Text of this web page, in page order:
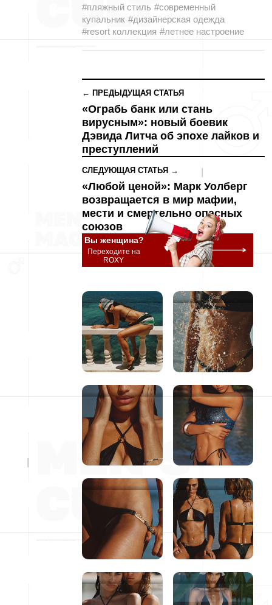
#пляжный стиль #современный
купальник #дизайнерская одежда
#resort коллекция #летнее настроение
← ПРЕДЫДУЩАЯ СТАТЬЯ
«Ограбь банк или стань
вирусным»: новый боевик
Дэвида Литча об эпохе лайков и
преступлений
СЛЕДУЮЩАЯ СТАТЬЯ →
«Любой ценой»: Марк Уолберг
возвращается в мир мафии,
мести и смертельно опасных
союзов
Вы женщина?
Переходите на
ROXY